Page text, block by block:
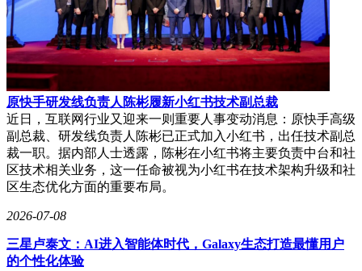
原快手研发线负责人陈彬履新小红书技术副总裁
近日，互联网行业又迎来一则重要人事变动消息：原快手高级
副总裁、研发线负责人陈彬已正式加入小红书，出任技术副总
裁一职。据内部人士透露，陈彬在小红书将主要负责中台和社
区技术相关业务，这一任命被视为小红书在技术架构升级和社
区生态优化方面的重要布局。
2026-07-08
三星卢泰文：AI进入智能体时代，Galaxy生态打造最懂用户
的个性化体验